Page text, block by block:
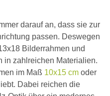
darauf an, dass sie zur
passen. Deswegen
Bilderrahmen und
in zahlreichen Materialien.
im Maß 10x15 cm oder
Dabei reichen die